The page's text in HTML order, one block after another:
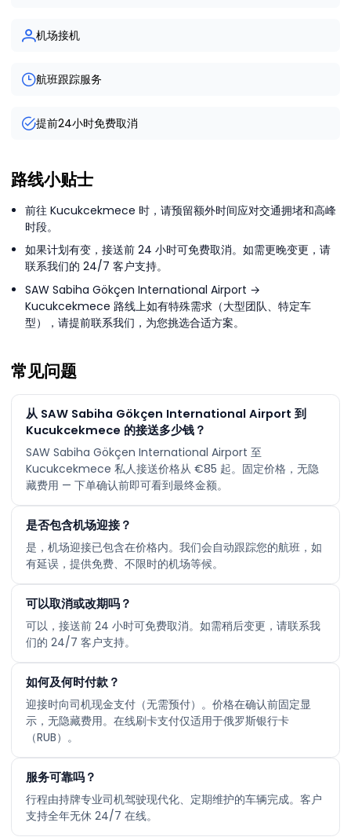
机场接机
航班跟踪服务
提前24小时免费取消
路线小贴士
前往 Kucukcekmece 时，请预留额外时间应对交通拥堵和高峰
时段。
如果计划有变，接送前 24 小时可免费取消。如需更晚变更，请
联系我们的 24/7 客户支持。
SAW Sabiha Gökçen International Airport →
Kucukcekmece 路线上如有特殊需求（大型团队、特定车
型），请提前联系我们，为您挑选合适方案。
常见问题
从 SAW Sabiha Gökçen International Airport 到
Kucukcekmece 的接送多少钱？
SAW Sabiha Gökçen International Airport 至
Kucukcekmece 私人接送价格从 €85 起。固定价格，无隐
藏费用 — 下单确认前即可看到最终金额。
是否包含机场迎接？
是，机场迎接已包含在价格内。我们会自动跟踪您的航班，如
有延误，提供免费、不限时的机场等候。
可以取消或改期吗？
可以，接送前 24 小时可免费取消。如需稍后变更，请联系我
们的 24/7 客户支持。
如何及何时付款？
迎接时向司机现金支付（无需预付）。价格在确认前固定显
示，无隐藏费用。在线刷卡支付仅适用于俄罗斯银行卡
（RUB）。
服务可靠吗？
行程由持牌专业司机驾驶现代化、定期维护的车辆完成。客户
支持全年无休 24/7 在线。